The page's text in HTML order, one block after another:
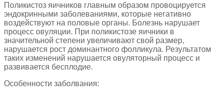
Поликистоз яичников главным образом провоцируется
эндокринными заболеваниями, которые негативно
воздействуют на половые органы. Болезнь нарушает
процесс овуляции. При поликистозе яичники в
значительной степени увеличивают свой размер,
нарушается рост доминантного фолликула. Результатом
таких изменений нарушается овуляторный процесс и
развивается бесплодие.
Особенности заболвания: